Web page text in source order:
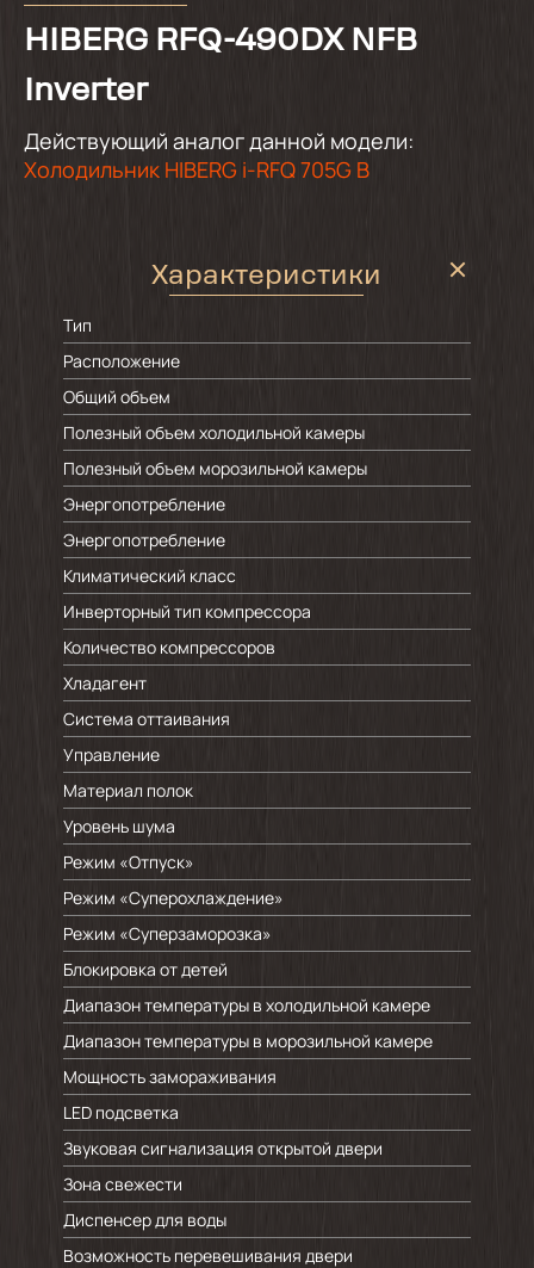
HIBERG RFQ-490DX NFB
Inverter
Действующий аналог данной модели:
Холодильник HIBERG i-RFQ 705G B
Характеристики
Тип
Расположение
Общий объем
Полезный объем холодильной камеры
Полезный объем морозильной камеры
Энергопотребление
Энергопотребление
Климатический класс
Инверторный тип компрессора
Количество компрессоров
Хладагент
Система оттаивания
Управление
Материал полок
Уровень шума
Режим «Отпуск»
Режим «Суперохлаждение»
Режим «Суперзаморозка»
Блокировка от детей
Диапазон температуры в холодильной камере
Диапазон температуры в морозильной камере
Мощность замораживания
LED подсветка
Звуковая сигнализация открытой двери
Зона свежести
Диспенсер для воды
Возможность перевешивания двери